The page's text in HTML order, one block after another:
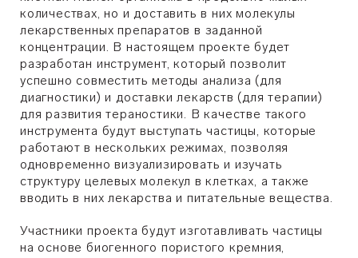
количествах, но и доставить в них молекулы
лекарственных препаратов в заданной
концентрации. В настоящем проекте будет
разработан инструмент, который позволит
успешно совместить методы анализа (для
диагностики) и доставки лекарств (для терапии)
для развития тераностики. В качестве такого
инструмента будут выступать частицы, которые
работают в нескольких режимах, позволяя
одновременно визуализировать и изучать
структуру целевых молекул в клетках, а также
вводить в них лекарства и питательные вещества.
Участники проекта будут изготавливать частицы
на основе биогенного пористого кремния,